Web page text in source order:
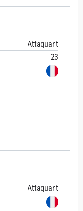
Attaquant
23
Attaquant